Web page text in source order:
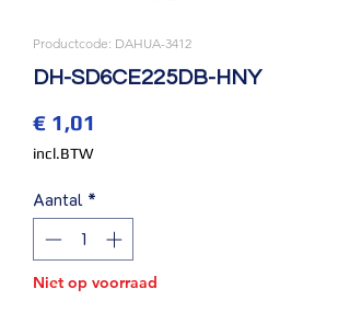
Productcode: DAHUA-3412
DH-SD6CE225DB-HNY
€ 1,01
incl.BTW
Aantal *
Niet op voorraad